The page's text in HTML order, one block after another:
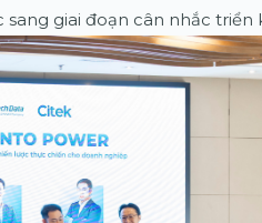
giai đoạn cân nhắc triển